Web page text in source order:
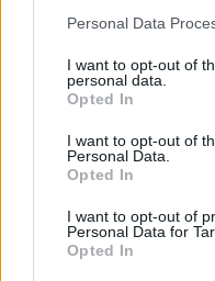
Personal Data
I want to opt-out of
personal data.
Opted In
I want to opt-out of
Personal Data.
Opted In
I want to opt-out of
Personal Data for
Opted In
Greek composer Mikis
1974. (AP Photo)